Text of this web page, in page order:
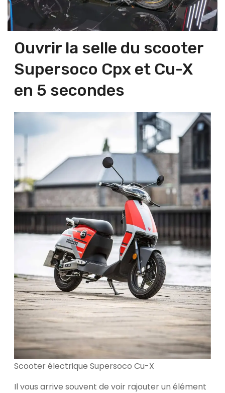
Ouvrir la selle du scooter
Supersoco Cpx et Cu-X
en 5 secondes
Scooter électrique Supersoco Cu-X
Il vous arrive souvent de voir rajouter un élément